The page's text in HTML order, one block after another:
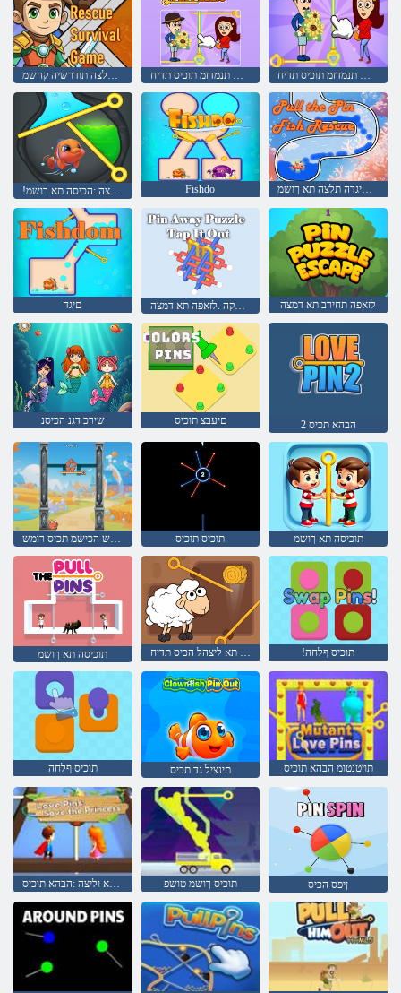
םירוביג תלצה תודרשיה קחשמ הלצה לש תנמדזמ תוכיס תדיח הלצה לש תנמדזמ תוכיס תדיח
Fishdo הכיסה לש םיגדה תלצה תא ךושמ
םיגד הז לע שקה .לזאפה תא דמצה לזאפה תחירב תא דמצה
שירכ דגנ הכיסנ םיעבצ תוכיס 2 הבהא תכיס
קוניתל סרביפק לש הכישמ תכיס רומש תוכיס תוכיס תוכיסה תא ךושמ
תוכיסה תא ךושמ השבכה תא ליצהל הכיס תדיח !תוכיס ףלחה
תוכיס ףלחה תינציל גד תכיס תויטנטומ הבהא תוכיס
הכיסנה תא וליצה :הבהא תוכיס תוכיס ךושמ טושפ ןיפס הכיס